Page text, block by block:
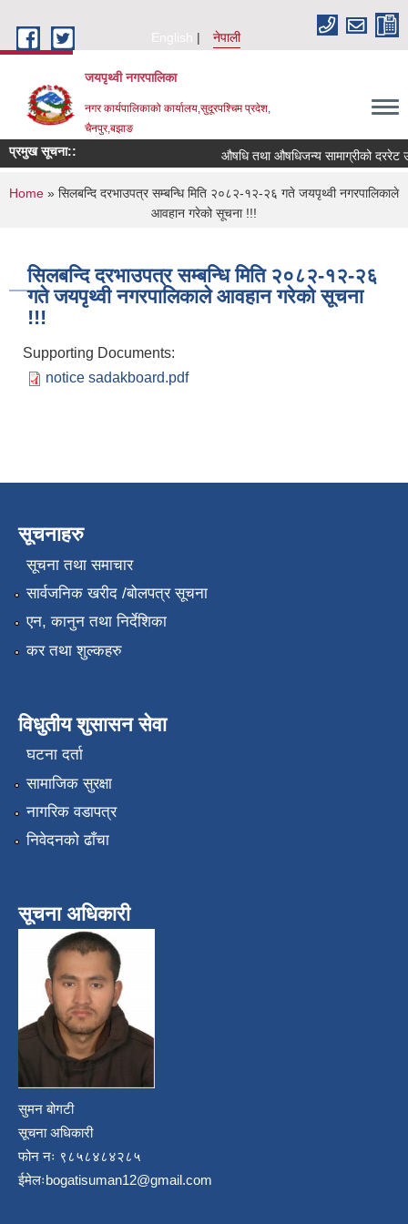
English
नेपाली
जयपृथ्वी नगरपालिका
नगर कार्यपालिकाको कार्यालय,सुदूरपश्चिम प्रदेश,
चैनपुर,बझाङ
प्रमुख सूचना:: औषधि तथा औषधिजन्य सामाग्रीको दररेट
You are here
Home » सिलबन्दि दरभाउपत्र सम्बन्धि मिति २०८२-१२-२६ गते जयपृथ्वी नगरपालिकाले
आवहान गरेको सूचना !!!
सिलबन्दि दरभाउपत्र सम्बन्धि मिति २०८२-१२-२६
गते जयपृथ्वी नगरपालिकाले आवहान गरेको सूचना
!!!
Supporting Documents:
notice sadakboard.pdf
सूचनाहरु
सूचना तथा समाचार
सार्वजनिक खरीद /बोलपत्र सूचना
एन, कानुन तथा निर्देशिका
कर तथा शुल्कहरु
विधुतीय शुसासन सेवा
घटना दर्ता
सामाजिक सुरक्षा
नागरिक वडापत्र
निवेदनको ढाँचा
सूचना अधिकारी
सुमन बोगटी
सूचना अधिकारी
फोन नः ९८५८४८४२८५
ईमेलःbogatisuman12@gmail.com